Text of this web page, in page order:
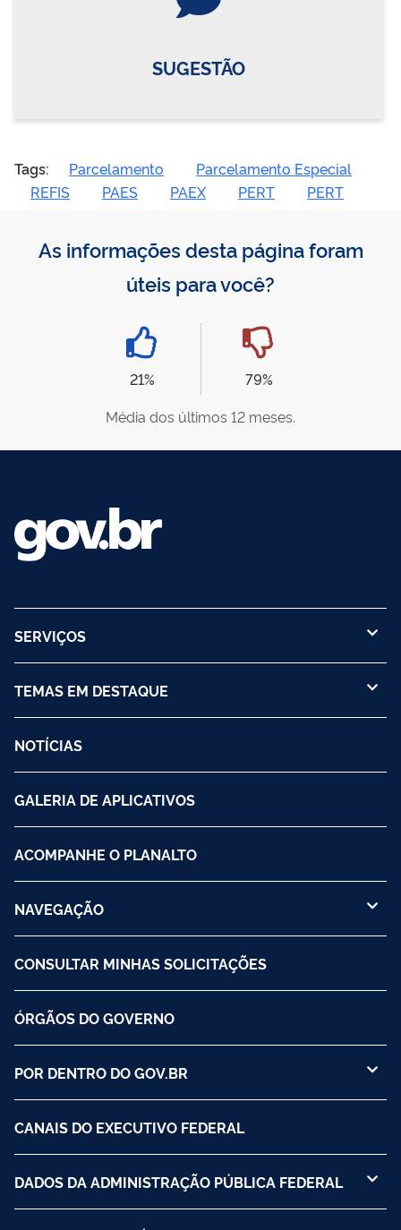
SUGESTÃO
Tags: Parcelamento
Parcelamento Especial
REFIS
PAES PAEX PERT PERT
As informações desta página foram
úteis para você?
21%
79%
Média dos últimos 12 meses.
SERVIÇOS
TEMAS EM DESTAQUE
NOTÍCIAS
GALERIA DE APLICATIVOS
ACOMPANHE O PLANALTO
NAVEGAÇÃO
CONSULTAR MINHAS SOLICITAÇÕES
ÓRGÃOS DO GOVERNO
POR DENTRO DO GOV.BR
CANAIS DO EXECUTIVO FEDERAL
DADOS DA ADMINISTRAÇÃO PÚBLICA FEDERAL